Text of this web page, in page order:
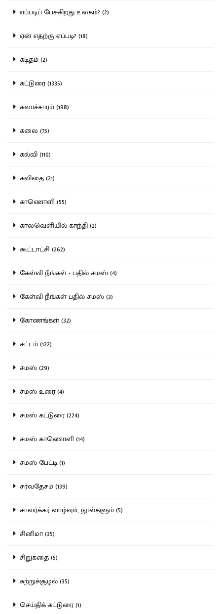
எப்படிப் பேசுகிறது உலகம்? (2)
ஏன் எதற்கு எப்படி? (18)
கடிதம் (2)
கட்டுரை (1335)
கலாச்சாரம் (198)
கலை (75)
கல்வி (110)
கவிதை (21)
காணொளி (55)
காலவெளியில் காந்தி (2)
கூட்டாட்சி (262)
கேள்வி நீங்கள் - பதில் சமஸ் (4)
கேள்வி நீங்கள் பதில் சமஸ் (3)
கோணங்கள் (32)
சட்டம் (122)
சமஸ் (29)
சமஸ் உரை (4)
சமஸ் கட்டுரை (224)
சமஸ் காணொளி (14)
சமஸ் பேட்டி (1)
சர்வதேசம் (139)
சாவர்க்கர் வாழ்வும், நூல்களும் (5)
சினிமா (35)
சிறுகதை (5)
சுற்றுச்சூழல் (35)
செய்திக் கட்டுரை (1)